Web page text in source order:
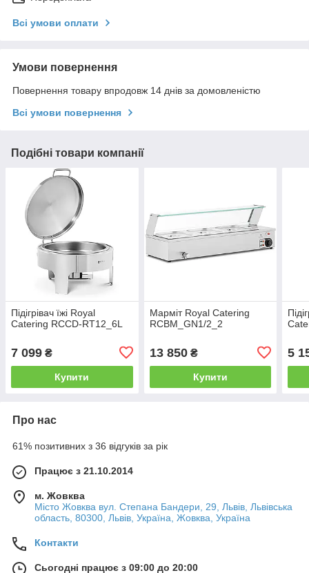
Всі умови оплати
Умови повернення
Повернення товару впродовж 14 днів за домовленістю
Всі умови повернення
Подібні товари компанії
Підігрівач їжі Royal
Catering RCCD-RT12_6L
7 099 ₴
Купити
Марміт Royal Catering
RCBM_GN1/2_2
13 850₴
Купити
5
Про нас
61% позитивних з 36 відгуків за рік
Працює з 21.10.2014
м. Жовква
Місто Жовква вул. Степана Бандери, 29, Львів, Львівська
область, 80300, Львів, Україна, Жовква, Україна
Контакти
Сьогодні працює з 09:00 до 20:00